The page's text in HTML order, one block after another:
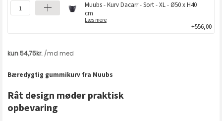
Muubs - Kurv Dacarr - Sort - XL - Ø50 x H40
cm
Læs mere
+556,00
Bæredygtig gummikurv fra Muubs
Råt design møder praktisk
opbevaring